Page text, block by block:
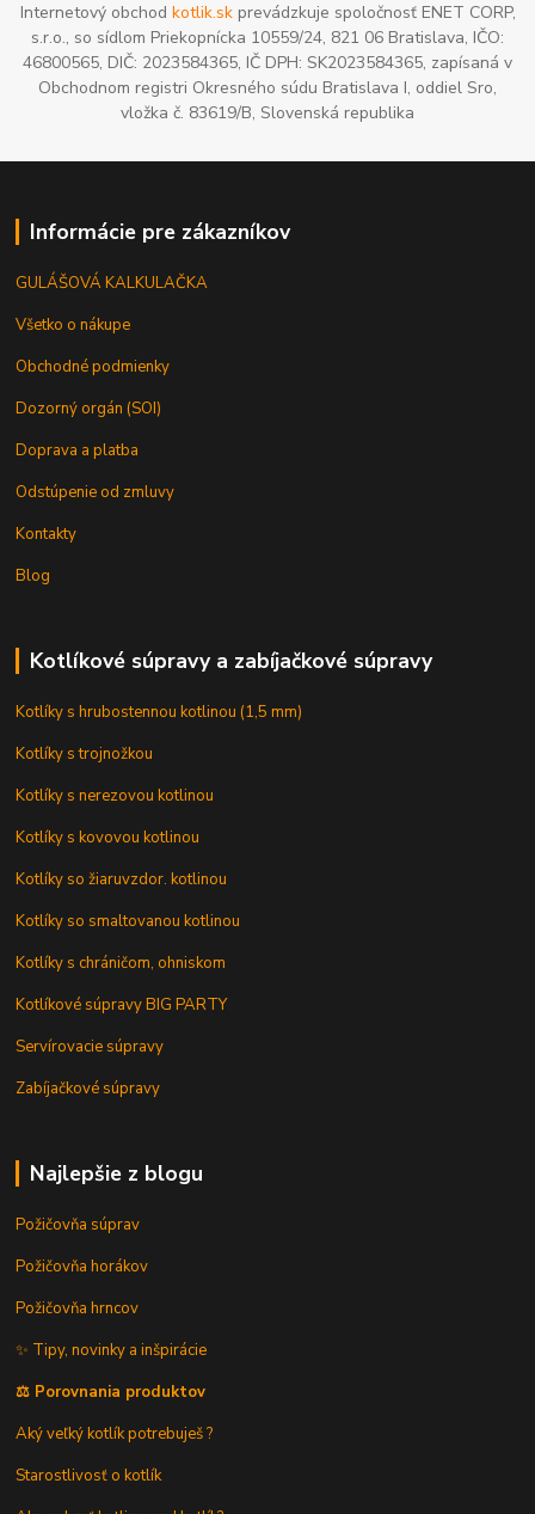
Internetový obchod kotlik.skprevádzkuje spoločnosť ENET CORP,
s.r.o., so sídlom Priekopnícka 10559/24, 821 06 Bratislava, IČO:
46800565, DIČ: 2023584365, IČ DPH: SK2023584365, zapísaná v
Obchodnom registri Okresného súdu Bratislava I, oddiel Sro,
vložka č. 83619/B, Slovenská republika
Informácie pre zákazníkov
GULÁŠOVÁ KALKULAČKA
Všetko o nákupe
Obchodné podmienky
Dozorný orgán (SOI)
Doprava a platba
Odstúpenie od zmluvy
Kontakty
Blog
Kotlíkové súpravy a zabíjačkové súpravy
Kotlíky s hrubostennou kotlinou (1,5 mm)
Kotlíky s trojnožkou
Kotlíky s nerezovou kotlinou
Kotlíky s kovovou kotlinou
Kotlíky so žiaruvzdor. kotlinou
Kotlíky so smaltovanou kotlinou
Kotlíky s chráničom, ohniskom
Kotlíkové súpravy BIG PARTY
Servírovacie súpravy
Zabíjačkové súpravy
Najlepšie z blogu
Požičovňa súprav
Požičovňa horákov
Požičovňa hrncov
✨ Tipy, novinky a inšpirácie
⚖️ Porovnania produktov
Aký veľký kotlík potrebuješ ?
Starostlivosť o kotlík